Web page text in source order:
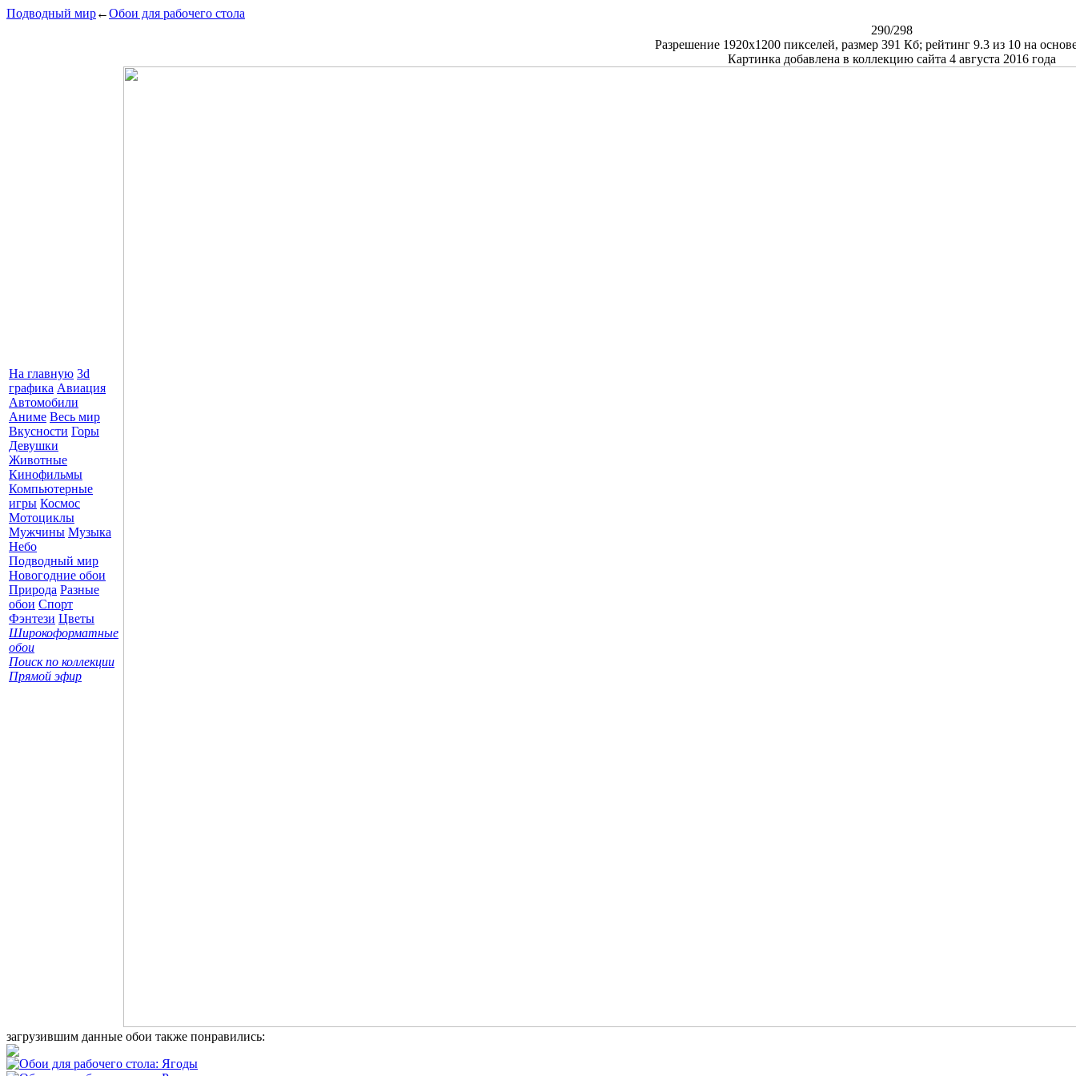
Подводный мир←Обои для рабочего стола
На главную 3d
графика Авиация
Автомобили
Аниме Весь мир
Вкусности Горы
Девушки
Животные
Кинофильмы
Компьютерные
игры Космос
Мотоциклы
Мужчины Музыка
Небо
Подводный мир
Новогодние обои
Природа Разные
обои Спорт
Фэнтези Цветы
Широкоформатные
обои
Поиск по коллекции
Прямой эфир
290/298
Разрешение 1920x1200пикселей, размер 391 Кб; рейтинг 9.3из 10на
Картинка добавлена в коллекцию сайта 4 августа 2016 года
загрузившим данные обои также понравились: